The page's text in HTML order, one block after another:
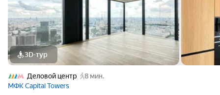
3D-тур
Деловой центр
8 мин.
МФК Capital Towers